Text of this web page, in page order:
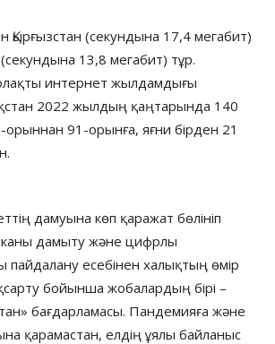
Қырғызстан (секундына 17,4 мегабит)
13,8 мегабит) тұр.
интернет жылдамдығы
2022 жылдың қаңтарында 140
орыннан 91-орынға, яғни бірден 21
дамуына көп қаражат бөлініп
дамыту және цифрлы
пайдалану есебінен халықтың өмір
бойынша жобалардың бірі –
бағдарламасы. Пандемияға және
қарамастан, елдің ұялы байланыс